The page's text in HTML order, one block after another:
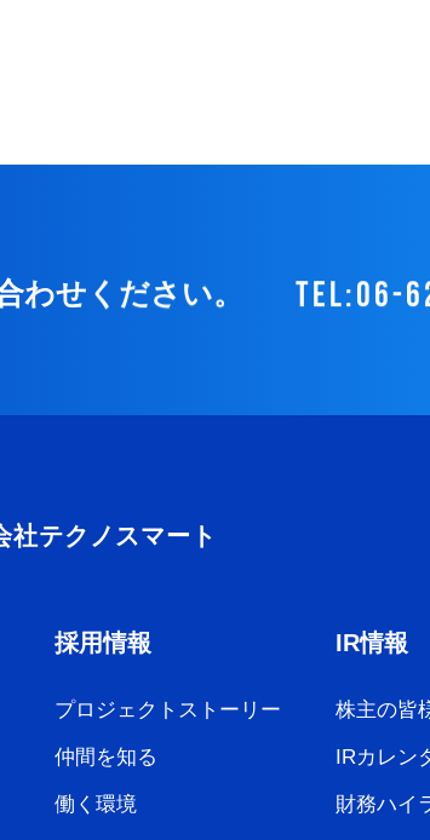
わせください。 tel:06-
採用情報
プロジェクトストーリー
仲間を知る
働く環境
IR情報
株主の皆
IRカレン
財務ハイ